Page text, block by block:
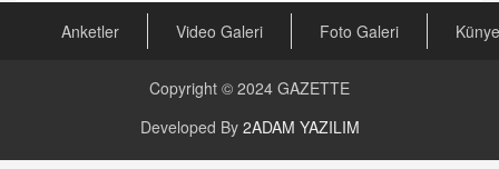
23.09.2023 16:30
CAN UĞURATEŞ
16.12.2024 14:16
Anketler Video Galeri Foto Galeri Künye
Copyright © 2024 GAZETTE
Developed By 2ADAM YAZILIM